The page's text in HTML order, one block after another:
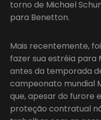
torno de Michael
para Benetton.
Mais recentemente,
fazer sua estréia para
antes da temporada
campeonato mundial
que, apesar do furore
proteção contratual